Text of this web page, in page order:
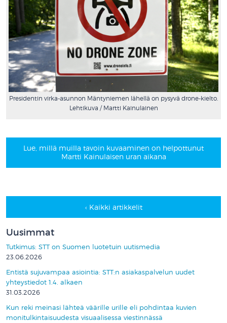
Presidentin virka-asunnon Mäntyniemen lähellä on pysyvä drone-kielto.
Lehtikuva / Martti Kainulainen
Lue, millä muilla tavoin kuvaaminen on helpottunut
Martti Kainulaisen uran aikana
‹ Kaikki artikkelit
Uusimmat
Tutkimus: STT on Suomen luotetuin uutismedia
23.06.2026
Entistä sujuvampaa asiointia: STT:n asiakaspalvelun uudet
yhteystiedot 1.4. alkaen
31.03.2026
Kun reki meinasi lähteä väärille urille eli pohdintaa kuvien
monitulkintaisuudesta visuaalisessa viestinnässä